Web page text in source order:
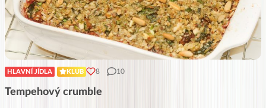
HLAVNÍ JÍDLA KLUB 8 10
Tempehový crumble